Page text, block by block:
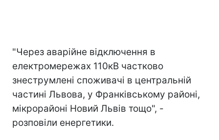
"Через аварійне відключення в
електромережах 110кВ частково
знеструмлені споживачі в центральній
частині Львова, у Франківському районі,
мікрорайоні Новий Львів тощо", -
розповіли енергетики.